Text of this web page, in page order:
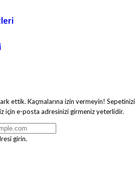
ettik. Kaçmalarına izin vermeyin! Sepetinizi
için e-posta adresinizi girmeniz yeterlidir.
girin.